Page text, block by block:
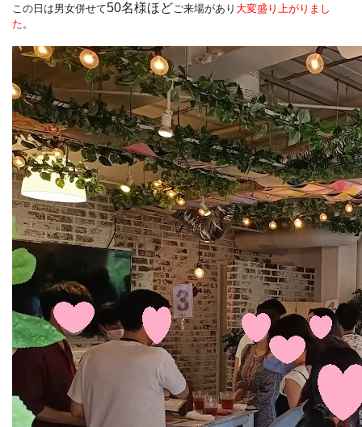
この日は男女併せて50名様ほどご来場があり 大変盛り上がりまし
た。